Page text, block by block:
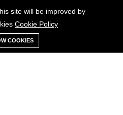
. All Rights Reserved.
Danh sách
yêu thích
site will be improved by
Cookie Policy
COOKIES